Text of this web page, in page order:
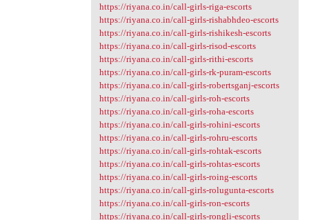
https://riyana.co.in/call-girls-riga-escorts
https://riyana.co.in/call-girls-rishabhdeo-escorts
https://riyana.co.in/call-girls-rishikesh-escorts
https://riyana.co.in/call-girls-risod-escorts
https://riyana.co.in/call-girls-rithi-escorts
https://riyana.co.in/call-girls-rk-puram-escorts
https://riyana.co.in/call-girls-robertsganj-escorts
https://riyana.co.in/call-girls-roh-escorts
https://riyana.co.in/call-girls-roha-escorts
https://riyana.co.in/call-girls-rohini-escorts
https://riyana.co.in/call-girls-rohru-escorts
https://riyana.co.in/call-girls-rohtak-escorts
https://riyana.co.in/call-girls-rohtas-escorts
https://riyana.co.in/call-girls-roing-escorts
https://riyana.co.in/call-girls-rolugunta-escorts
https://riyana.co.in/call-girls-ron-escorts
https://riyana.co.in/call-girls-rongli-escorts